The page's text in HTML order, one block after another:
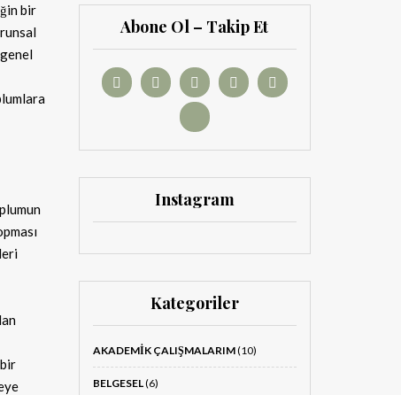
bir
Abone Ol – Takip Et
Instagram
Kategoriler
AKADEMIK ÇALIŞMALARIM(10)
BELGESEL(6)